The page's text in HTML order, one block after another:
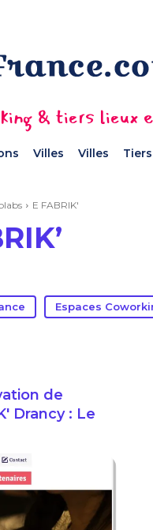
& tiers lieux
Villes Villes
E FABRIK'
Espaces
de
Drancy : Le